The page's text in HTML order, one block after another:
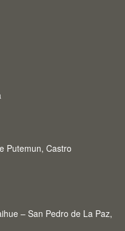
Putemun, Castro
– San Pedro de La Paz,